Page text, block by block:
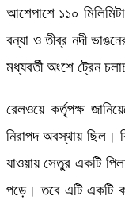
আশেপাশে ১১০
বন্যা ও তীব্র নদী
মধ্যবর্তী অংশে ট্রেন
রেলওয়ে কর্তৃপক্ষ
নিরাপদ অবস্থায় ছিল।
যাওয়ায় সেতুর একটি
পড়ে। তবে এটি একটি